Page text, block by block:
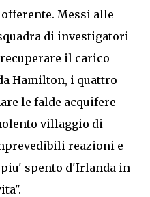
Messi alle
di investigatori
il carico
Hamilton, i quattro
le falde acquifere
villaggio di
reazioni e
spento d'Irlanda in